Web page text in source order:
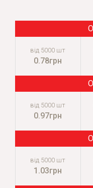
0.78грн
0.97грн
1.03грн